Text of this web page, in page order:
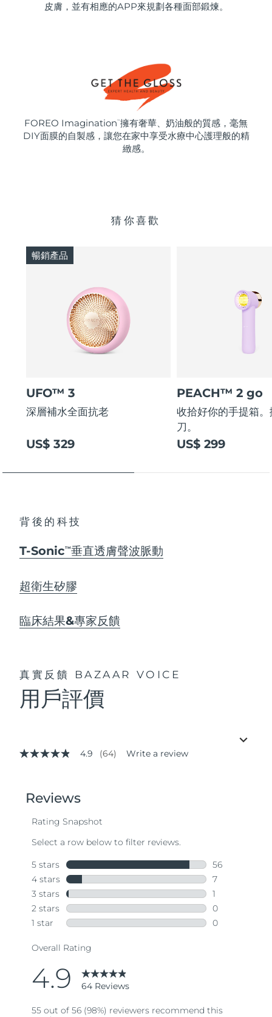
皮膚，並有相應的APP來規劃各種面部鍛煉。
FOREO Imagination ™ 擁有奢華、奶油般的質感，毫無
DIY面膜的自製感，讓您在家中享受水療中心護理般的精
緻感。
猜你喜歡
UFO™ 3
深層補水全面抗老
US$ 329
暢銷產品
PEACH™ 2 go
收拾好你的手提箱
刀。
US$ 299
背後的科技
T-SonicTM 垂直透膚聲波脈動
超衛生矽膠
臨床結果&專家反饋
真實反饋 BAZAAR VOICE
用戶評價
4.9
stars,
average
value.
Same
page
link.
4.9 (64) Write a review